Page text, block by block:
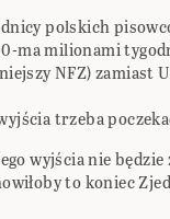
polskich
ma milionami
NFZ) zamiast
trzeba
wyjścia nie
to koniec